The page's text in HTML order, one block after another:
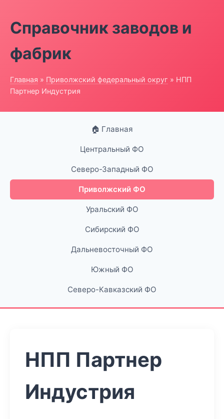
Справочник заводов и
фабрик
Главная » Приволжский федеральный округ » НПП
Партнер Индустрия
🏠 Главная
Центральный ФО
Северо-Западный ФО
Приволжский ФО
Уральский ФО
Сибирский ФО
Дальневосточный ФО
Южный ФО
Северо-Кавказский ФО
НПП Партнер
Индустрия